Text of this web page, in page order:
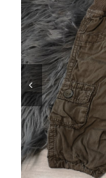
Jungen
Mädchen
Accesoires
Schuhe / Socken